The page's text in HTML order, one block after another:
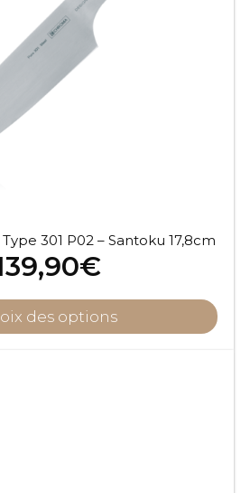
301 P02 – Santoku 17,8cm
€
des options